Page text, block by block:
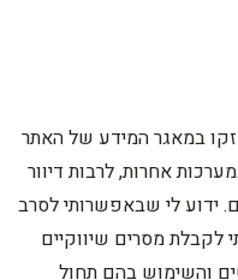
במאגר המידע של האתר
אחרות, לרבות דיוור
ידוע לי שבאפשרותי לסרב
לקבלת מסרים שיווקיים
והשימוש בהם תחול